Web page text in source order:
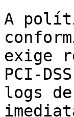
A
exige
PCI-
logs